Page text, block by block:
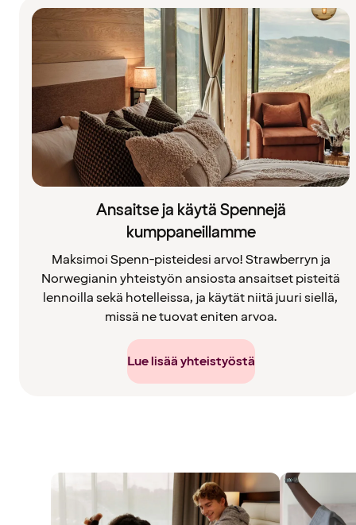
Ansaitse ja käytä Spennejä
kumppaneillamme
Maksimoi Spenn-pisteidesi arvo! Strawberryn ja
Norwegianin yhteistyön ansiosta ansaitset pisteitä
lennoilla sekä hotelleissa, ja käytät niitä juuri siellä,
missä ne tuovat eniten arvoa.
Lue lisää yhteistyöstä